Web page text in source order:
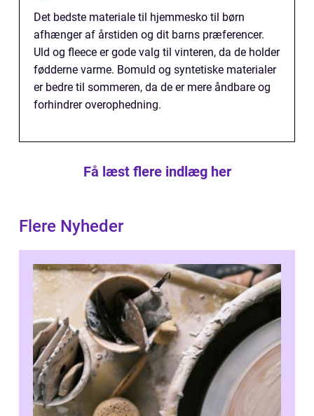
Det bedste materiale til hjemmesko til børn
afhænger af årstiden og dit barns præferencer.
Uld og fleece er gode valg til vinteren, da de holder
fødderne varme. Bomuld og syntetiske materialer
er bedre til sommeren, da de er mere åndbare og
forhindrer overophedning.
Få læst flere indlæg her
Flere Nyheder